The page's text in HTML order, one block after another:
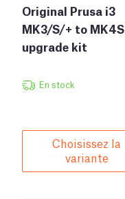
Original Prusa i3
MK3/S/+ to MK4S
upgrade kit
En stock
Choisissez la
variante